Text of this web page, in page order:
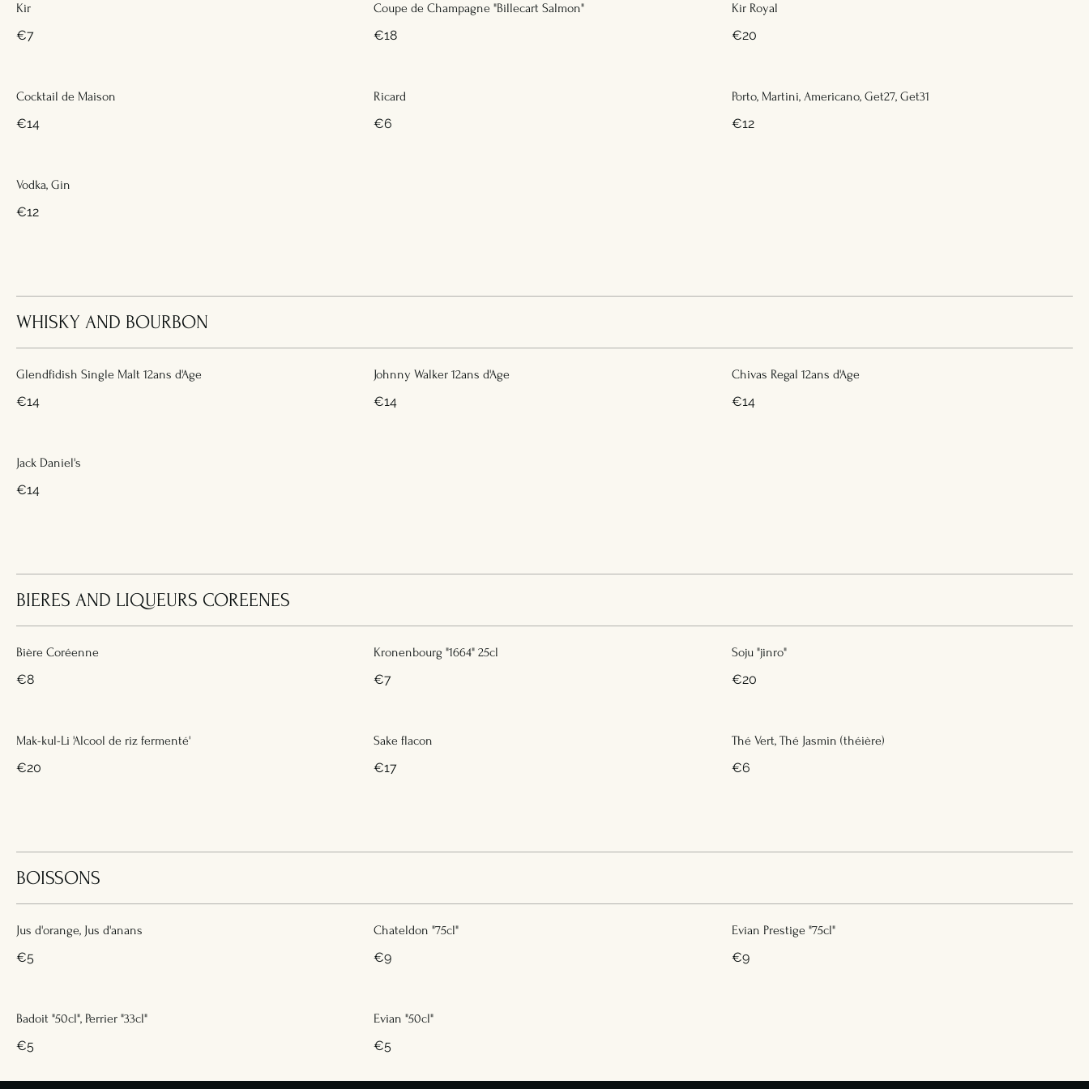
Kir
€7
Coupe de Champagne "Billecart Salmon"
€18
Kir Royal
€20
Cocktail de Maison
€14
Ricard
€6
Porto, Martini, Americano, Get27, Get31
€12
Vodka, Gin
€12
WHISKY AND BOURBON
Glendfidish Single Malt 12ans d'Age
€14
Johnny Walker 12ans d'Age
€14
Chivas Regal 12ans d'Age
€14
Jack Daniel's
€14
BIERES AND LIQUEURS COREENES
Bière Coréenne
€8
Kronenbourg "1664" 25cl
€7
Soju "jinro"
€20
Mak-kul-Li 'Alcool de riz fermenté'
€20
Sake flacon
€17
Thé Vert, Thé Jasmin (théière)
€6
BOISSONS
Jus d'orange, Jus d'anans
€5
Chateldon "75cl"
€9
Evian Prestige "75cl"
€9
Badoit "50cl", Perrier "33cl"
€5
Evian "50cl"
€5